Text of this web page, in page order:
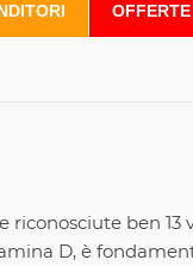
OFFERTE
riconosciute ben
D, è